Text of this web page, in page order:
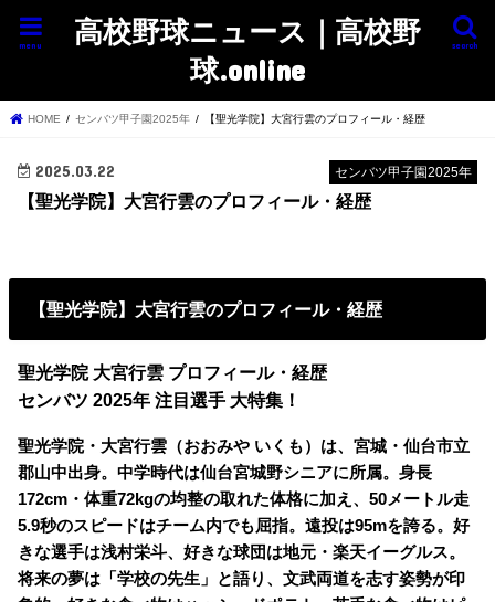
高校野球ニュース｜高校野
球.online
search
menu
HOME センバツ甲子園2025年 【聖光学院】大宮行雲のプロフィール・経歴
センバツ甲子園2025年
2025.03.22
【聖光学院】大宮行雲のプロフィール・経歴
【聖光学院】大宮行雲のプロフィール・経歴
聖光学院 大宮行雲 プロフィール・経歴
センバツ 2025年 注目選手 大特集！
聖光学院・大宮行雲（おおみや いくも）は、宮城・仙台市立
郡山中出身。中学時代は仙台宮城野シニアに所属。身長
172cm・体重72kgの均整の取れた体格に加え、50メートル走
5.9秒のスピードはチーム内でも屈指。遠投は95mを誇る。好
きな選手は浅村栄斗、好きな球団は地元・楽天イーグルス。
将来の夢は「学校の先生」と語り、文武両道を志す姿勢が印